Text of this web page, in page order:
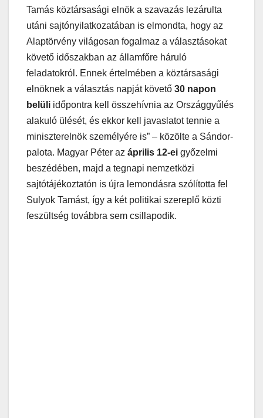
Tamás köztársasági elnök a szavazás lezárulta
utáni sajtónyilatkozatában is elmondta, hogy az
Alaptörvény világosan fogalmaz a választásokat
követő időszakban az államfőre háruló
feladatokról. Ennek értelmében a köztársasági
elnöknek a választás napját követő 30 napon
belüli időpontra kell összehívnia az Országgyűlés
alakuló ülését, és ekkor kell javaslatot tennie a
miniszterelnök személyére is” – közölte a Sándor-
palota. Magyar Péter az április 12-ei győzelmi
beszédében, majd a tegnapi nemzetközi
sajtótájékoztatón is újra lemondásra szólította fel
Sulyok Tamást, így a két politikai szereplő közti
feszültség továbbra sem csillapodik.